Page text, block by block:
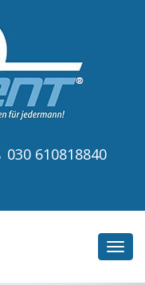
030 610818840